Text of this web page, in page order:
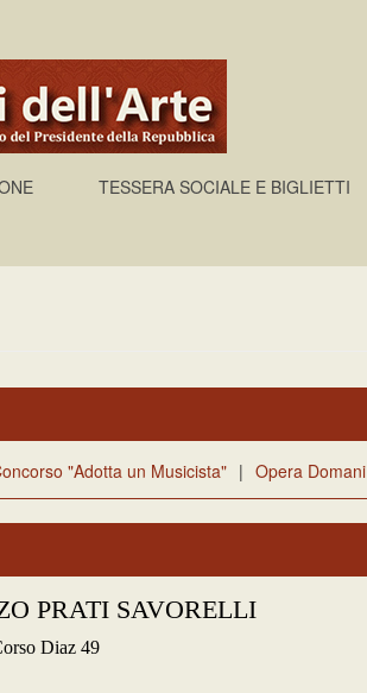
TESSERA SOCIALE E BIGLIETTI
"Adotta un Musicista" | Opera Domani
PRATI SAVORELLI
Diaz 49